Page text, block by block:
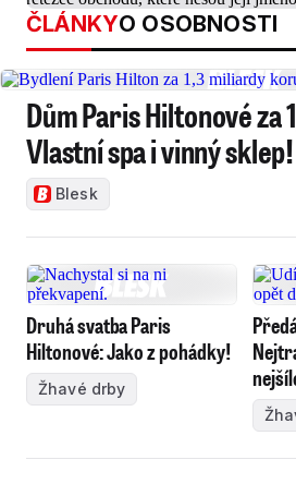
ČLÁNKYO OSOBNOSTI
Dům Paris Hiltonové za
Vlastní spa i vinný sklep!
Blesk
Druhá svatba Paris
Hiltonové: Jako z pohádky!
Žhavé drby